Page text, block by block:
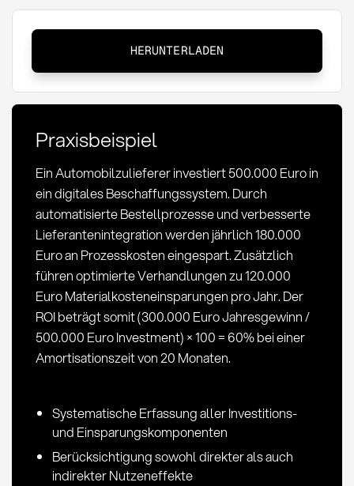
Investment:
Rentabilitätskennzahl
Einkauf
HERUNTERLADEN
Praxisbeispiel
Ein Automobilzulieferer investiert 500.000 Euro in
ein digitales Beschaffungssystem. Durch
automatisierte Bestellprozesse und verbesserte
Lieferantenintegration werden jährlich 180.000
Euro an Prozesskosten eingespart. Zusätzlich
führen optimierte Verhandlungen zu 120.000
Euro Materialkosteneinsparungen pro Jahr. Der
ROI beträgt somit (300.000 Euro Jahresgewinn /
500.000 Euro Investment) × 100 = 60% bei einer
Amortisationszeit von 20 Monaten.
Systematische Erfassung aller Investitions-
und Einsparungskomponenten
Berücksichtigung sowohl direkter als auch
indirekter Nutzeneffekte